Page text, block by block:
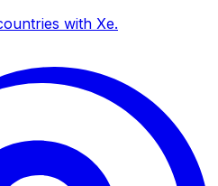
with Xe.